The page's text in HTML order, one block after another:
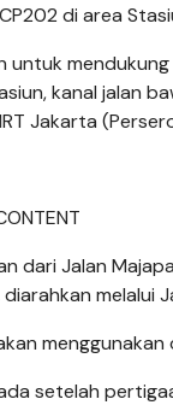
di area
untuk
kanal jalan
Jakarta
dari Jalan
melalui
setelah